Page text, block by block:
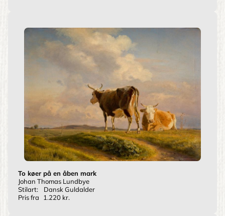
To køer på en åben mark
Johan Thomas Lundbye
Stilart:
Dansk Guldalder
Pris fra
1.220 kr.